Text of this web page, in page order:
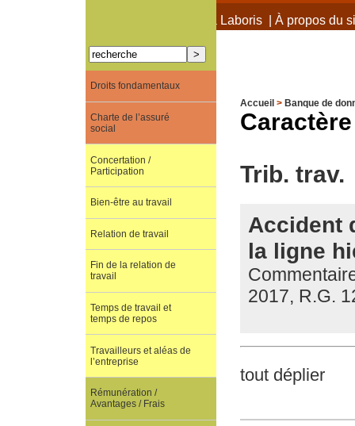
À propos de Terra Laboris| À propos du
Accueil > Banque de
Trib. trav.
Accident
la ligne
2017, R.G.
tout déplier
Droits fondamentaux
Charte de l’assuré
social
Concertation /
Participation
Bien-être au travail
Relation de travail
Fin de la relation de
travail
Temps de travail et
temps de repos
Travailleurs et aléas de
l’entreprise
Rémunération /
Avantages / Frais